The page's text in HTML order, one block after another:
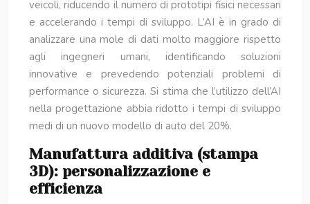
veicoli, riducendo il numero di prototipi fisici necessari
e accelerando i tempi di sviluppo. L’AI è in grado di
analizzare una mole di dati molto maggiore rispetto
agli ingegneri umani, identificando soluzioni
innovative e prevedendo potenziali problemi di
performance o sicurezza. Si stima che l’utilizzo dell’AI
nella progettazione abbia ridotto i tempi di sviluppo
medi di un nuovo modello di auto del 20%.
Manufattura additiva (stampa
3D): personalizzazione e
efficienza